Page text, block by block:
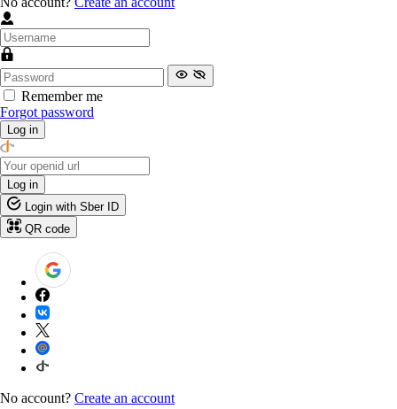
Remember me
Forgot password
Log in
Log in
Login with Sber ID
QR code
No account? Create an account